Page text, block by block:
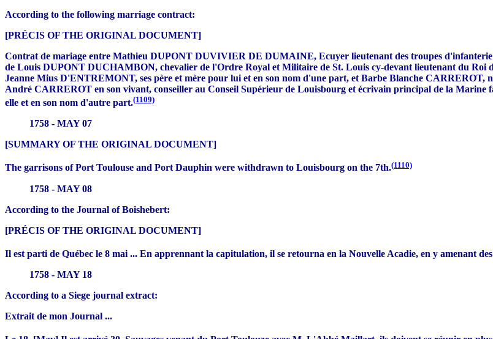
According to the following marriage contract:
[PRÉCIS OF THE ORIGINAL DOCUMENT]
Contrat de mariage entre Mathieu DUPONT DUVIVIER DE DUMAINE, Ecuyer lieutenant des troupes d'infanterie
de Louis DUPONT DUCHAMBON, chevalier de l'Ordre Royal et Militaire de St. Louis cy-devant lieutenant du Roi
Jeanne Mius D'ENTREMONT, ses père et mère pour lui et en son nom d'une part, et Barbe Blanche CARREROT,
André CARREROT en son vivant, conseiller au Conseil Supérieur de Louisbourg et écrivain principal de la Marine
elle et en son nom d'autre part.(1109)
1758 - MAY 07
[SUMMARY OF THE ORIGINAL DOCUMENT]
The garrisons of Port Toulouse and Port Dauphin were withdrawn to Louisbourg on the 7th.(1110)
1758 - MAY 08
According to the Journal of Boishebert:
[PRÉCIS OF THE ORIGINAL DOCUMENT]
Il est parti de Québec le 8 mai ... En apprennant la capitulation, il se retourna en la Nouvelle Acadie, en y amenant
1758 - MAY 18
According to a Siege journal extract:
Extrait de mon Journal ...